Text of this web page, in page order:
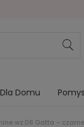
Dla Domu
wz.08 Gatta –